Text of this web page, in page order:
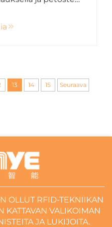
13 14 15 Seuraava
OLLUT RFID-TEKNIIKAN
KATTAVAN VALIKOIMAN
JA LUKIJOITA.